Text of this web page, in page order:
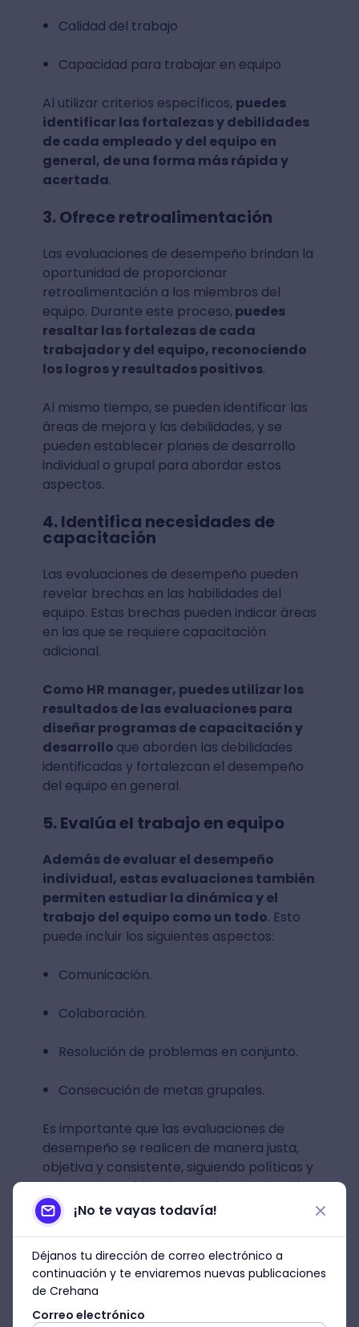
Calidad del trabajo
Capacidad para trabajar en equipo
Al utilizar criterios específicos, puedes
identificar las fortalezas y debilidades
de cada empleado y del equipo en
general, de una forma más rápida y
acertada.
3. Ofrece retroalimentación
Las evaluaciones de desempeño brindan la
oportunidad de proporcionar
retroalimentación a los miembros del
equipo. Durante este proceso, puedes
resaltar las fortalezas de cada
trabajador y del equipo, reconociendo
los logros y resultados positivos.
Al mismo tiempo, se pueden identificar las
áreas de mejora y las debilidades, y se
pueden establecer planes de desarrollo
individual o grupal para abordar estos
aspectos.
4. Identifica necesidades de
capacitación
Las evaluaciones de desempeño pueden
revelar brechas en las habilidades del
equipo. Estas brechas pueden indicar áreas
en las que se requiere capacitación
adicional.
Como HR manager, puedes utilizar los
resultados de las evaluaciones para
diseñar programas de capacitación y
desarrollo que aborden las debilidades
identificadas y fortalezcan el desempeño
del equipo en general.
5. Evalúa el trabajo en equipo
Además de evaluar el desempeño
individual, estas evaluaciones también
permiten estudiar la dinámica y el
trabajo del equipo como un todo. Esto
puede incluir los siguientes aspectos:
Comunicación.
Colaboración.
Resolución de problemas en conjunto.
Consecución de metas grupales.
Es importante que las evaluaciones de
desempeño se realicen de manera justa,
objetiva y consistente, siguiendo políticas y
procesos establecidos por la organización.
¡No te vayas todavía!
Déjanos tu dirección de correo electrónico a
continuación y te enviaremos nuevas publicaciones
de Crehana
Correo electrónico